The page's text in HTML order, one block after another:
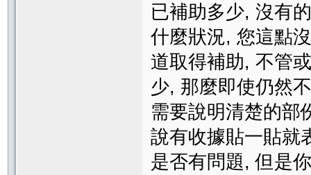
已補助多少, 沒有
什麼狀況, 您這點
道取得補助, 不管
少, 那麼即使仍然
需要說明清楚的部
說有收據貼一貼就
是否有問題, 但是